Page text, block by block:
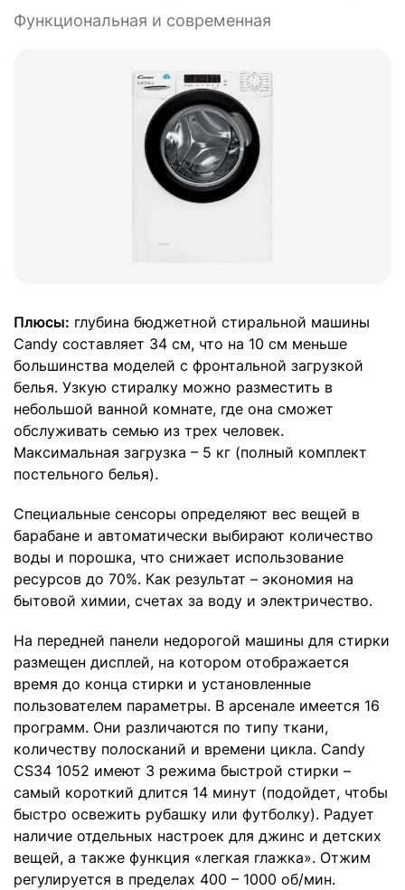
Функциональная и современная
Плюсы: глубина бюджетной стиральной машины
Candy составляет 34 см, что на 10 см меньше
большинства моделей с фронтальной загрузкой
белья. Узкую стиралку можно разместить в
небольшой ванной комнате, где она сможет
обслуживать семью из трех человек.
Максимальная загрузка – 5 кг (полный комплект
постельного белья).
Специальные сенсоры определяют вес вещей в
барабане и автоматически выбирают количество
воды и порошка, что снижает использование
ресурсов до 70%. Как результат – экономия на
бытовой химии, счетах за воду и электричество.
На передней панели недорогой машины для стирки
размещен дисплей, на котором отображается
время до конца стирки и установленные
пользователем параметры. В арсенале имеется 16
программ. Они различаются по типу ткани,
количеству полосканий и времени цикла. Candy
CS34 1052 имеют 3 режима быстрой стирки –
самый короткий длится 14 минут (подойдет, чтобы
быстро освежить рубашку или футболку). Радует
наличие отдельных настроек для джинс и детских
вещей, а также функция «легкая глажка». Отжим
регулируется в пределах 400 – 1000 об/мин.